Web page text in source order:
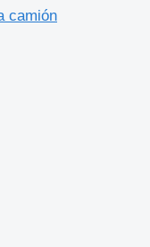
camión